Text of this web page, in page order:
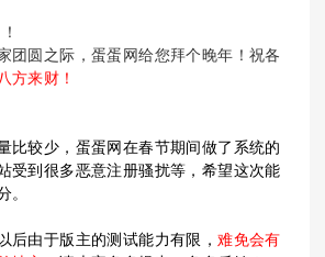
团圆之际，蛋蛋网给您拜个晚年！祝各
方来财！
比较少，蛋蛋网在春节期间做了系统的
受到很多恶意注册骚扰等，希望这次能
后由于版主的测试能力有限，难免会有